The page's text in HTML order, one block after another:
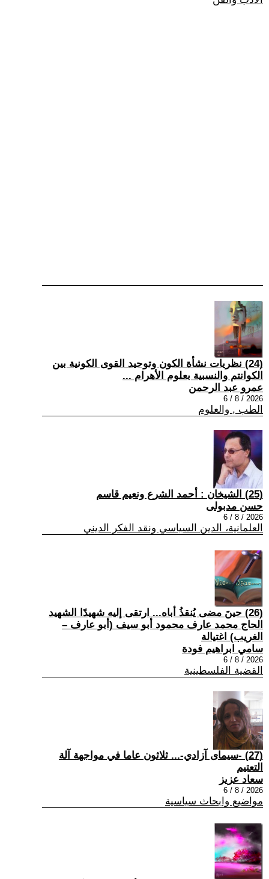
(24) نظريات نشأة الكون وتوحيد القوى الكونية بين
الكوانتم والنسبية بعلوم الأهرام ...
عمرو عبد الرحمن
2026 / 8 / 6
الطب , والعلوم
(25) الشيخان : أحمد الشرع ونعيم قاسم
حسن مدبولى
2026 / 8 / 6
العلمانية، الدين السياسي ونقد الفكر الديني
(26) حينَ مضى يُنقذُ أباه... ارتقى إليه شهيدًا الشهيد
الحاج محمد عارف محمود أبو سيف (أبو عارف –
الغريب) اغتيالة
سامي ابراهيم فودة
2026 / 8 / 6
القضية الفلسطينية
(27) -سيمای آزادي-... ثلاثون عاما في مواجهة آلة
التعتيم
سعاد عزيز
2026 / 8 / 6
مواضيع وابحاث سياسية